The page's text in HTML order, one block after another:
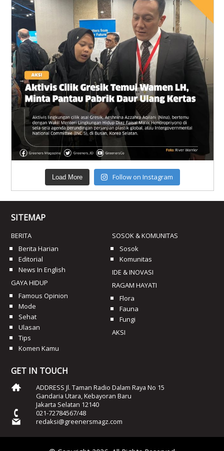
Load More Follow on Instagram
SITEMAP
BERITA
Berita Harian
Editorial
News In English
GAYA HIDUP
Famous Opinion
Mode
Sehat
Ulasan
Tips
Komen Kamu
SOSOK & KOMUNITAS
Sosok
Komunitas
IDE & INOVASI
RAGAM HAYATI
Flora
Fauna
Fungi
AKSI
GET IN TOUCH
ADDRESS Jl. Taman Radio Dalam Raya No 15
Gandaria Utara, Kebayoran Baru
Jakarta Selatan 12140
021-72784567/48
redaksi@greenersmagz.com